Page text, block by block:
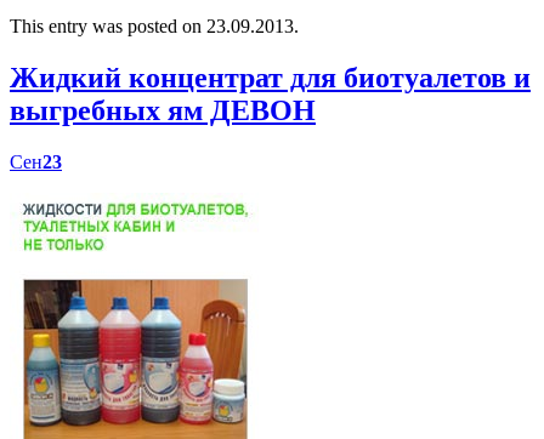
This entry was posted on 23.09.2013.
Жидкий концентрат для биотуалетов и
выгребных ям ДЕВОН
Сен23